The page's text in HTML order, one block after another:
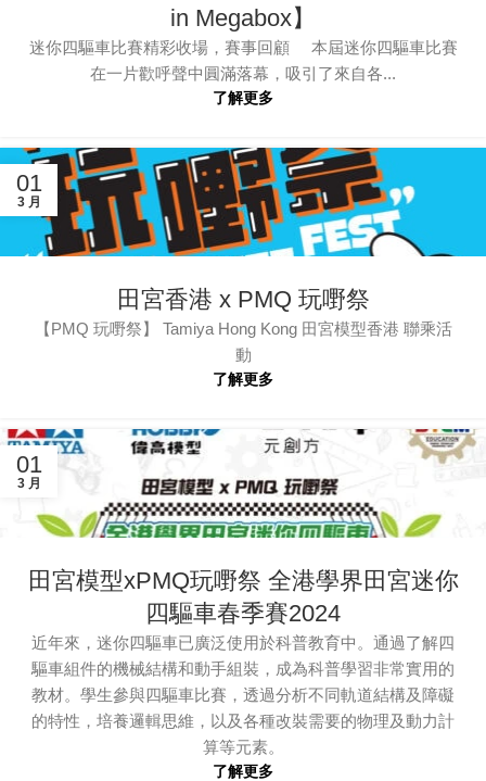
in Megabox】
迷你四驅車比賽精彩收場，賽事回顧 本屆迷你四驅車比賽
在一片歡呼聲中圓滿落幕，吸引了來自各...
了解更多
01
3 月
田宮香港 x PMQ 玩嘢祭
【PMQ 玩嘢祭】 Tamiya Hong Kong 田宮模型香港 聯乘活
動
了解更多
01
3 月
田宮模型xPMQ玩嘢祭 全港學界田宮迷你
四驅車春季賽2024
近年來，迷你四驅車已廣泛使用於科普教育中。通過了解四
驅車組件的機械結構和動手組裝，成為科普學習非常實用的
教材。學生參與四驅車比賽，透過分析不同軌道結構及障礙
的特性，培養邏輯思維，以及各種改裝需要的物理及動力計
算等元素。
了解更多